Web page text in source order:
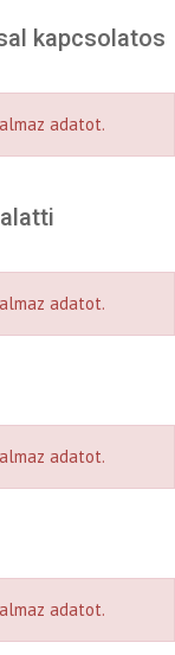
kapcsolatos
adatot.
adatot.
adatot.
adatot.